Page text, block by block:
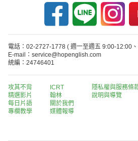
電話：02-2727-1778 ( 週一至週五 9:00-12:00
E-mail：service@hopenglish.com
統編：24746401
攻其不背
精選影片
每日片語
專欄教學
ICRT
翰林
關於我們
媒體報導
隱私權與服務條
說明與導覽